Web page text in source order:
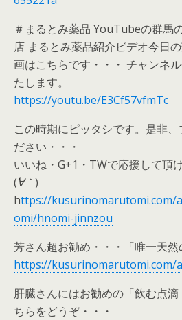
＃まるとみ薬品 YouTubeの群馬
店 まるとみ薬品紹介ビデオ今日
画はこちらです・・・ チャンネ
たします。
https://youtu.be/E3Cf57vfmTc
この時期にピッタシです。是非、
ださい・・・
いいね・G+1・TWで応援して頂
(´∀｀)
https://kusurinomarutomi.com/
omi/hnomi-jinnzou
芳さん超お勧め・・・「唯一天
https://kusurinomarutomi.com/
肝臓さんにはお勧めの「飲む点
ちらをどうぞ・・・